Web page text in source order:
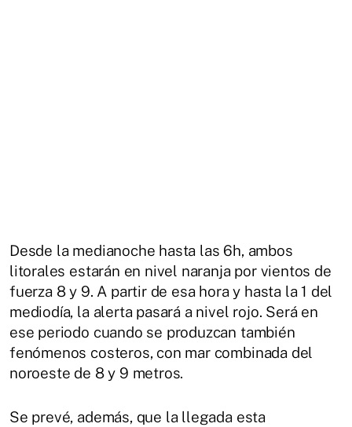
Desde la medianoche hasta las 6h, ambos
litorales estarán en nivel naranja por vientos de
fuerza 8 y 9. A partir de esa hora y hasta la 1 del
mediodía, la alerta pasará a nivel rojo. Será en
ese periodo cuando se produzcan también
fenómenos costeros, con mar combinada del
noroeste de 8 y 9 metros.
Se prevé, además, que la llegada esta